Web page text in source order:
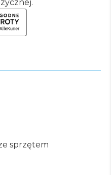
sprzętem